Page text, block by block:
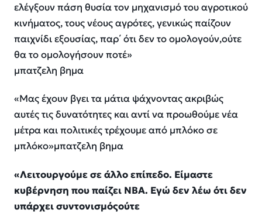
ελέγξουν πάση θυσίατον μηχανισμό του αγροτικού
κινήματος, τους νέους αγρότες,γενικώς παίζουν
παιχνίδι εξουσίας,παρ΄ ότι δεν το ομολογούν,ούτε
θατο ομολογήσουν ποτέ»
μπατζελη βημα
«Μαςέχουν βγει τα μάτια ψάχνονταςακριβώς
αυτές τις δυνατότητες και αντί να προωθούμε νέα
μέτρα και πολιτικές τρέχουμε από μπλόκοσε
μπλόκο»μπατζελη βημα
«Λειτουργούμε σε άλλοεπίπεδο. Είμαστε
κυβέρνηση που παίζει ΝΒΑ. Εγώ δεν λέω ότι δεν
υπάρχεισυντονισμόςούτε